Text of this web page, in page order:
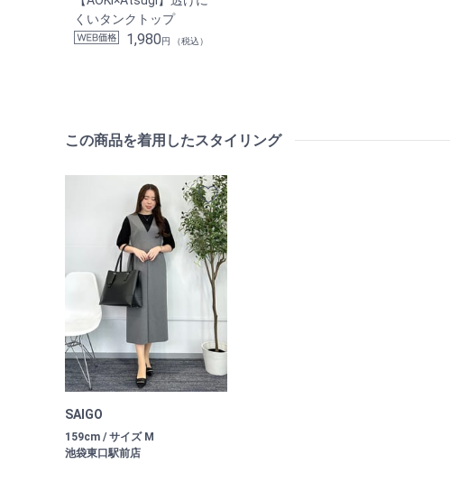
くいタンクトップ
1,980円 （税込）
この商品を着用したスタイリング
SAIGO
159cm / サイズ M
池袋東口駅前店